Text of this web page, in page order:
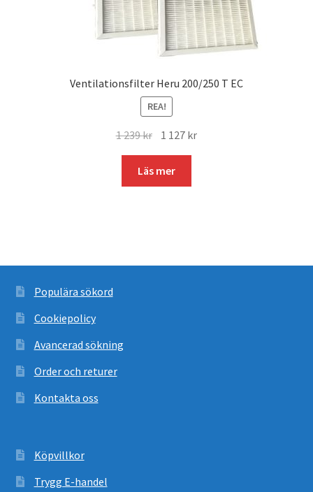
Ventilationsfilter Heru 200/250 T EC
REA!
1 239kr Det
ursprungliga
priset
var:
1 127 krDet
Läs mer
Populära sökord
Cookiepolicy
Avancerad sökning
Order och returer
Kontakta oss
Köpvillkor
Trygg E-handel